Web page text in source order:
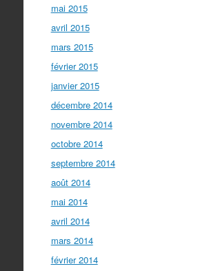
mai 2015
avril 2015
mars 2015
février 2015
janvier 2015
décembre 2014
novembre 2014
octobre 2014
septembre 2014
août 2014
mai 2014
avril 2014
mars 2014
février 2014